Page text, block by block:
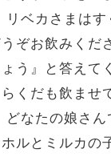
リベカさまは
ぞお飲みくだ
う』と答えて
くだも飲ませ
どなたの娘さ
ルとミルカの